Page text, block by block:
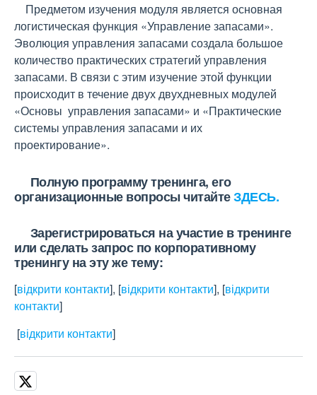
Предметом изучения модуля является основная
логистическая функция «Управление запасами».
Эволюция управления запасами создала большое
количество практических стратегий управления
запасами. В связи с этим изучение этой функции
происходит в течение двух двухдневных модулей
«Основы управления запасами» и «Практические
системы управления запасами и их
проектирование».
Полную программу тренинга, его
организационные вопросы читайтеЗДЕСЬ.
Зарегистрироваться на участие в тренинге
или сделать запрос по корпоративному
тренингу на эту же тему:
[відкрити контакти], [відкрити контакти], [відкрити
контакти]
[відкрити контакти]